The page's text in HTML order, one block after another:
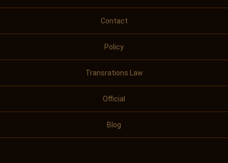
Contact
Policy
Transrations Law
Official
Blog